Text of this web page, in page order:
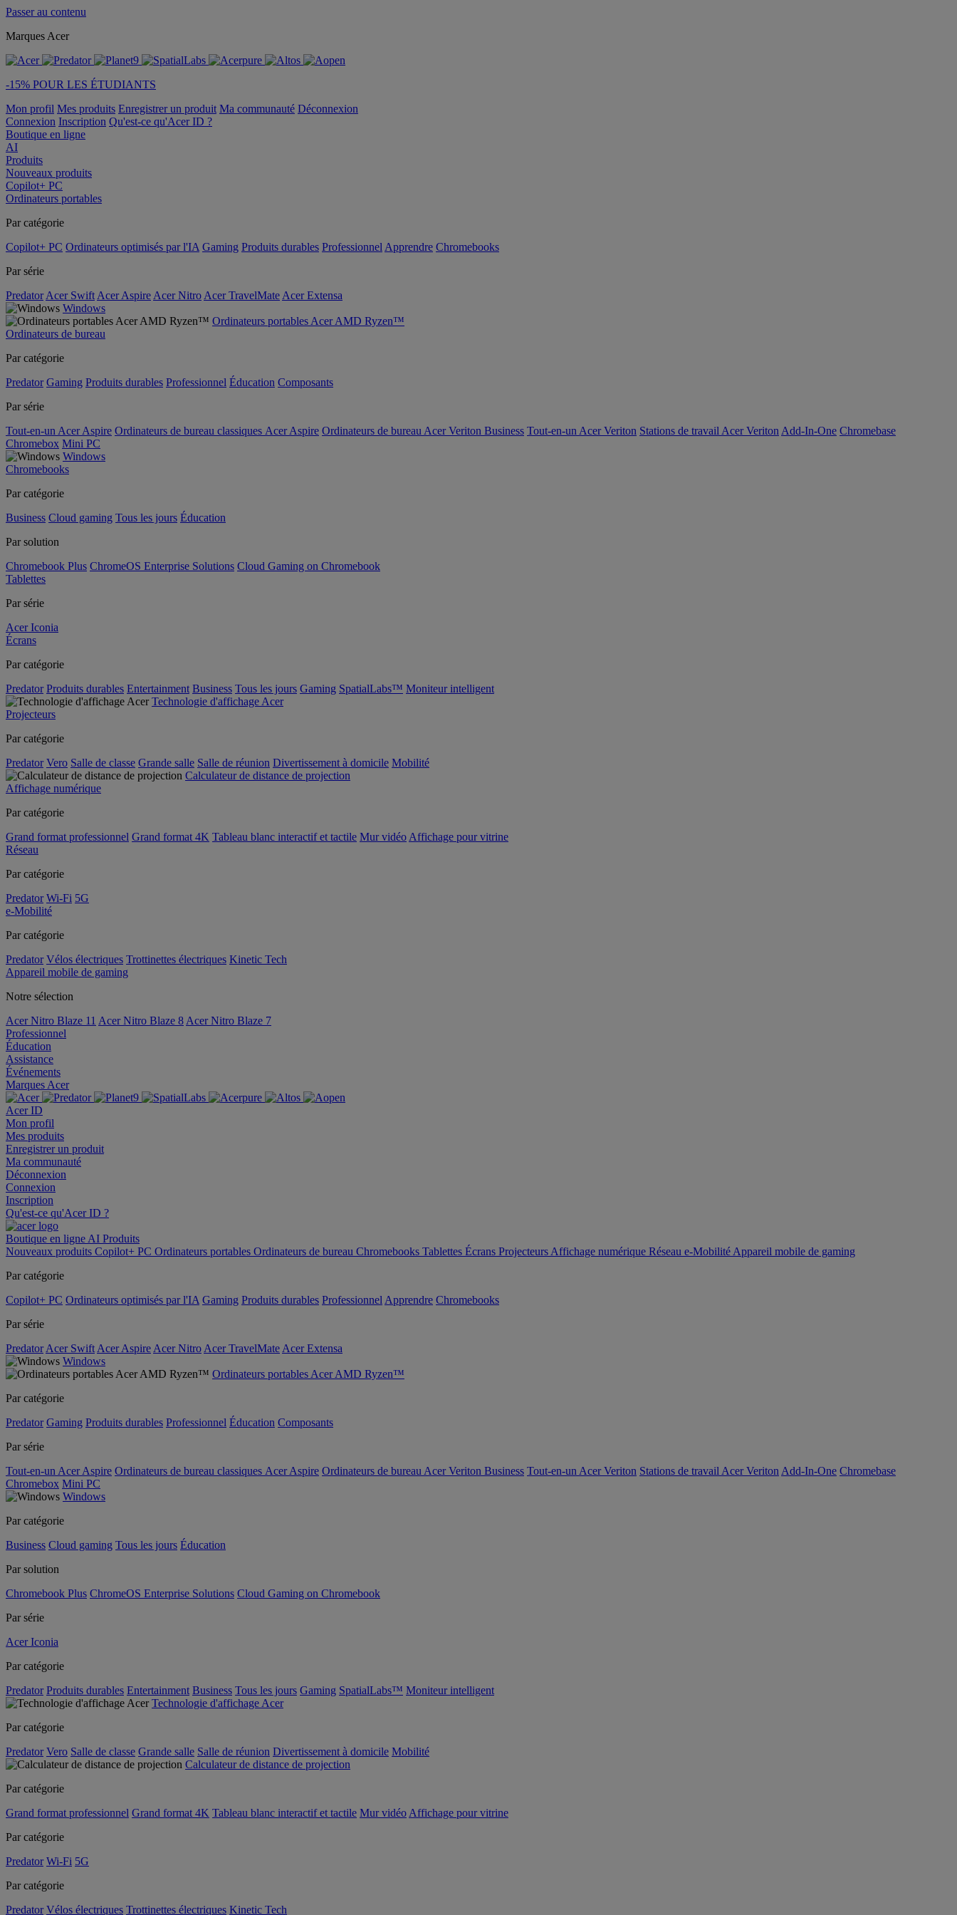
Passer au contenu
Marques Acer
-15% POUR LES ÉTUDIANTS
Mon profil Mes produits Enregistrer un produit Ma communauté Déconnexion
Connexion Inscription Qu'est-ce qu'Acer ID ?
Boutique en ligne
AI
Produits
Nouveaux produits
Copilot+ PC
Ordinateurs portables
Par catégorie
Copilot+ PC Ordinateurs optimisés par l'IA Gaming Produits durables Professionnel Apprendre Chromebooks
Par série
Predator Acer Swift Acer Aspire Acer Nitro Acer TravelMate Acer Extensa
Windows
Ordinateurs portables Acer AMD Ryzen™
Ordinateurs de bureau
Par catégorie
Predator Gaming Produits durables Professionnel Éducation Composants
Par série
Tout-en-un Acer Aspire Ordinateurs de bureau classiques Acer Aspire Ordinateurs de bureau Acer Veriton Business Tout-en-un Acer Veriton Stations de travail Acer Veriton Add-In-One Chromebase
Chromebox Mini PC
Windows
Chromebooks
Par catégorie
Business Cloud gaming Tous les jours Éducation
Par solution
Chromebook Plus ChromeOS Enterprise Solutions Cloud Gaming on Chromebook
Tablettes
Par série
Acer Iconia
Écrans
Par catégorie
Predator Produits durables Entertainment Business Tous les jours Gaming SpatialLabs™ Moniteur intelligent
Technologie d'affichage Acer
Projecteurs
Par catégorie
Predator Vero Salle de classe Grande salle Salle de réunion Divertissement à domicile Mobilité
Calculateur de distance de projection
Affichage numérique
Par catégorie
Grand format professionnel Grand format 4K Tableau blanc interactif et tactile Mur vidéo Affichage pour vitrine
Réseau
Par catégorie
Predator Wi-Fi 5G
e-Mobilité
Par catégorie
Predator Vélos électriques Trottinettes électriques Kinetic Tech
Appareil mobile de gaming
Notre sélection
Acer Nitro Blaze 11 Acer Nitro Blaze 8 Acer Nitro Blaze 7
Professionnel
Éducation
Assistance
Événements
Marques Acer
Acer ID
Mon profil
Mes produits
Enregistrer un produit
Ma communauté
Déconnexion
Connexion
Inscription
Qu'est-ce qu'Acer ID ?
Boutique en ligne AI Produits
Nouveaux produits Copilot+ PC Ordinateurs portables Ordinateurs de bureau Chromebooks Tablettes Écrans Projecteurs Affichage numérique Réseau e-Mobilité Appareil mobile de gaming
Par catégorie
Copilot+ PC Ordinateurs optimisés par l'IA Gaming Produits durables Professionnel Apprendre Chromebooks
Par série
Predator Acer Swift Acer Aspire Acer Nitro Acer TravelMate Acer Extensa
Windows
Ordinateurs portables Acer AMD Ryzen™
Par catégorie
Predator Gaming Produits durables Professionnel Éducation Composants
Par série
Tout-en-un Acer Aspire Ordinateurs de bureau classiques Acer Aspire Ordinateurs de bureau Acer Veriton Business Tout-en-un Acer Veriton Stations de travail Acer Veriton Add-In-One Chromebase
Chromebox Mini PC
Windows
Par catégorie
Business Cloud gaming Tous les jours Éducation
Par solution
Chromebook Plus ChromeOS Enterprise Solutions Cloud Gaming on Chromebook
Par série
Acer Iconia
Par catégorie
Predator Produits durables Entertainment Business Tous les jours Gaming SpatialLabs™ Moniteur intelligent
Technologie d'affichage Acer
Par catégorie
Predator Vero Salle de classe Grande salle Salle de réunion Divertissement à domicile Mobilité
Calculateur de distance de projection
Par catégorie
Grand format professionnel Grand format 4K Tableau blanc interactif et tactile Mur vidéo Affichage pour vitrine
Par catégorie
Predator Wi-Fi 5G
Par catégorie
Predator Vélos électriques Trottinettes électriques Kinetic Tech